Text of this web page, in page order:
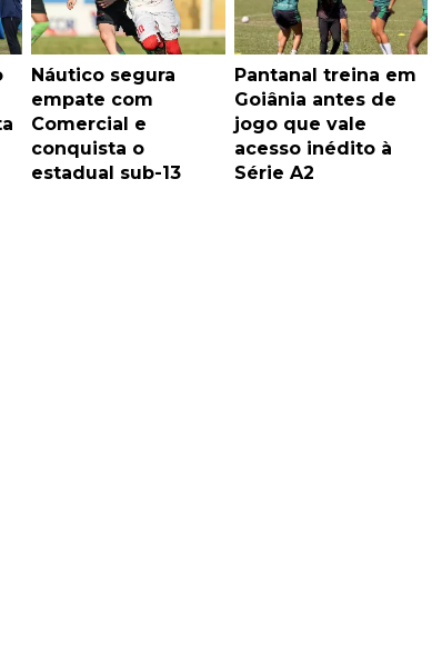
Náutico segura
empate com
Comercial e
conquista o
estadual sub-13
Pantanal treina em
Goiânia antes de
jogo que vale
acesso inédito à
Série A2